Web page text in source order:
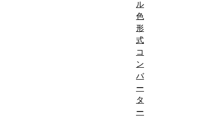
ル
色
形
式
コ
ン
バ
ー
タ
ー